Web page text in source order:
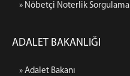
» Nöbetçi Noterlik Sorgulama
ADALET BAKANLIĞI
» Adalet Bakanı